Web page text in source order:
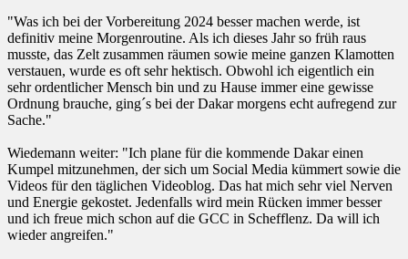
"Was ich bei der Vorbereitung 2024 besser machen werde, ist
definitiv meine Morgenroutine. Als ich dieses Jahr so früh raus
musste, das Zelt zusammen räumen sowie meine ganzen Klamotten
verstauen, wurde es oft sehr hektisch. Obwohl ich eigentlich ein
sehr ordentlicher Mensch bin und zu Hause immer eine gewisse
Ordnung brauche, ging´s bei der Dakar morgens echt aufregend zur
Sache."
Wiedemann weiter: "Ich plane für die kommende Dakar einen
Kumpel mitzunehmen, der sich um Social Media kümmert sowie die
Videos für den täglichen Videoblog. Das hat mich sehr viel Nerven
und Energie gekostet. Jedenfalls wird mein Rücken immer besser
und ich freue mich schon auf die GCC in Schefflenz. Da will ich
wieder angreifen."